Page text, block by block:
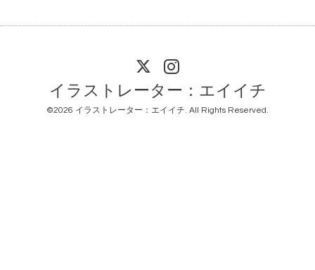
イラストレーター：エイイチ
©2026 イラストレーター：エイイチ. All Rights Reserved.